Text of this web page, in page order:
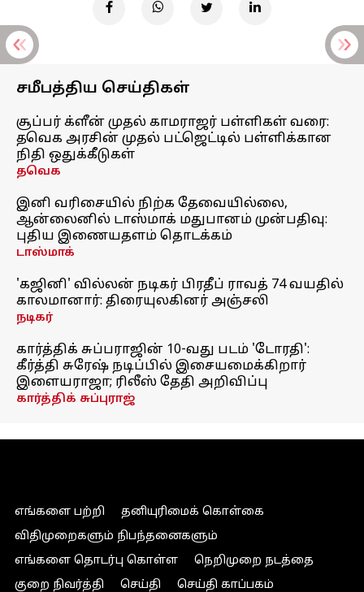
சமீபத்திய செய்திகள்
சூப்பர் க்ளீன் முதல் காமராஜர் பள்ளிகள் வரை:
தவெக அரசின் முதல் பட்ஜெட்டில் பள்ளிக்கான
நிதி ஒதுக்கீடுகள்
தவெக
இனி வரிசையில் நிற்க தேவையில்லை,
ஆன்லைனில் டாஸ்மாக் மதுபானம் முன்பதிவு:
புதிய இணையதளம் தொடக்கம்
டாஸ்மாக்
'கஜினி' வில்லன் நடிகர் பிரதீப் ராவத் 74 வயதில்
காலமானார்: திரையுலகினர் அஞ்சலி
நடிகர்
கார்த்திக் சுப்பராஜின் 10-வது படம் 'டோரதி':
கீர்த்தி சுரேஷ் நடிப்பில் இசையமைக்கிறார்
இளையராஜா; ரிலீஸ் தேதி அறிவிப்பு
கார்த்திக் சுப்புராஜ்
எங்களை பற்றி
தனியுரிமைக் கொள்கை
விதிமுறைகளும் நிபந்தனைகளும்
எங்களை தொடர்பு கொள்ள
நெறிமுறை நடத்தை
குறை நிவர்த்தி
செய்தி செய்தி காப்பகம்